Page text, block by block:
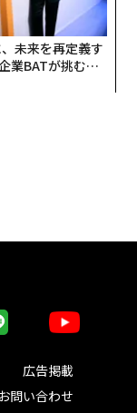
未来を再定義す
業BATが挑むス
広告掲載
お問い合わせ